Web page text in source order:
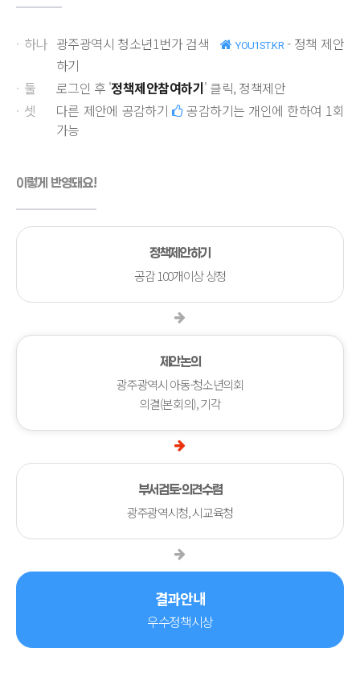
· 하나 광주광역시 청소년1번가 검색 YOU1ST.KR - 정책 제안
하기
· 둘 로그인 후 '정책제안참여하기' 클릭, 정책제안
· 셋 다른 제안에 공감하기 공감하기는 개인에 한하여 1회
가능
이렇게 반영돼요!
정책제안하기
공감 100개이상 상정
제안논의
광주광역시 아동·청소년의회
의결(본회의), 기각
부서검토·의견수렴
광주광역시청, 시교육청
결과안내
우수정책시상